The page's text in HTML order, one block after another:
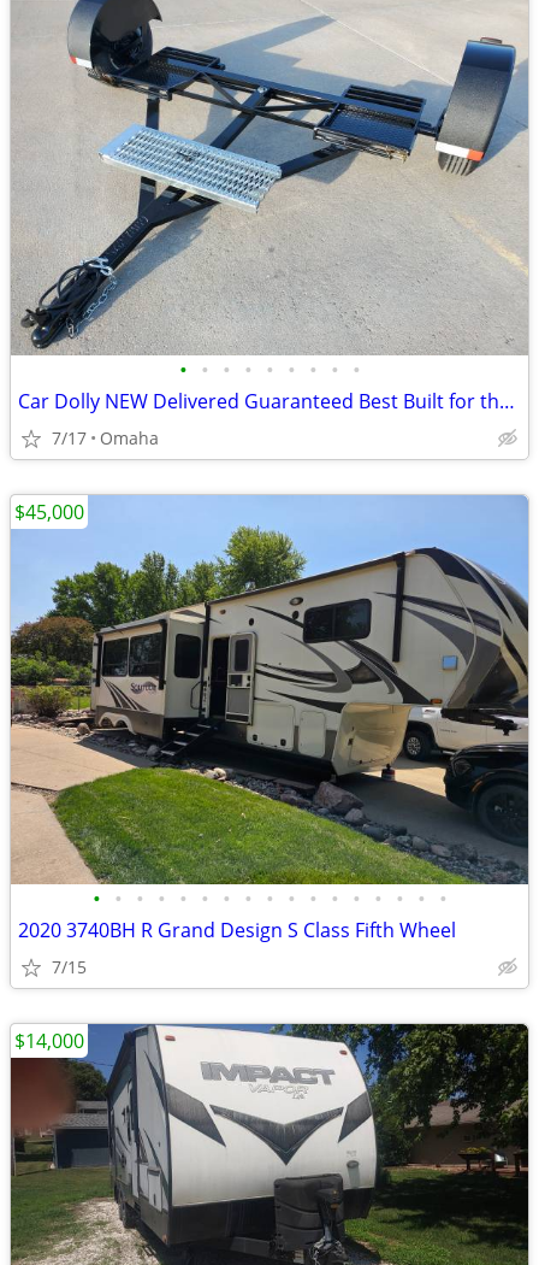
• • • • • • • • •
Car Dolly NEW Delivered Guaranteed Best Built for the Money in U.S.!
7/17 Omaha
• • • • • • • • • • • • • • • • •
2020 3740BH R Grand Design S Class Fifth Wheel
7/15
$45,000
$14,000